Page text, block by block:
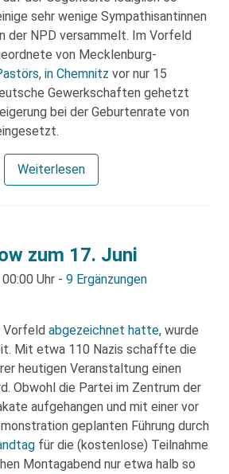
sehr wenige Sympathisantinnen
der NPD versammelt. Im Vorfeld
von Mecklenburg-
, in Chemnitz vor nur 15
Gewerkschaften gehetzt
bei der Geburtenrate von
Weiterlesen
zum 17. Juni
00:00 Uhr - 9 Ergänzungen
Vorfeld abgezeichnet hatte, wurde
Mit etwa 110 Nazis schaffte die
heutigen Veranstaltung einen
Obwohl die Partei im Zentrum der
aufgehangen und mit einer vor
geplanten Führung durch
für die (kostenlose) Teilnahme
Montagabend nur etwa halb so